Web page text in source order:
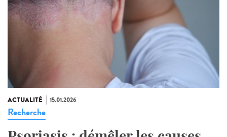
ACTUALITÉ 15.01.2026
Recherche